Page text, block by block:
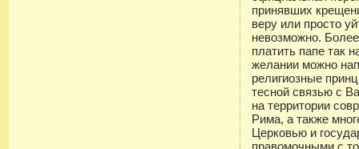
принявших
веру или просто
невозможно.
платить папе так
желании можно
религиозные
тесной связью с
на территории
Рима, а также
Церковью и
правомочными с